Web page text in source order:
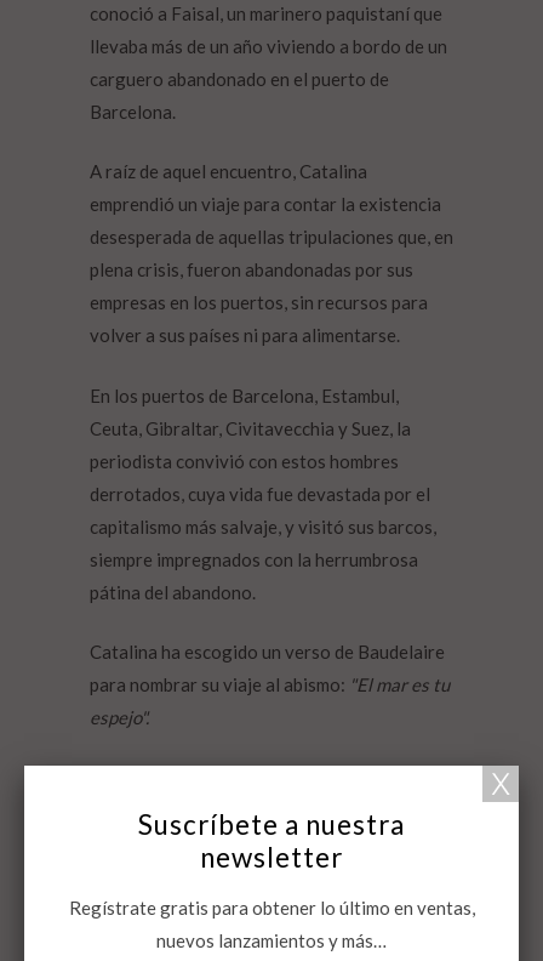
conoció a Faisal, un marinero paquistaní que
llevaba más de un año viviendo a bordo de un
carguero abandonado en el puerto de
Barcelona.
A raíz de aquel encuentro, Catalina
emprendió un viaje para contar la existencia
desesperada de aquellas tripulaciones que, en
plena crisis, fueron abandonadas por sus
empresas en los puertos, sin recursos para
volver a sus países ni para alimentarse.
En los puertos de Barcelona, Estambul,
Ceuta, Gibraltar, Civitavecchia y Suez, la
periodista convivió con estos hombres
derrotados, cuya vida fue devastada por el
capitalismo más salvaje, y visitó sus barcos,
siempre impregnados con la herrumbrosa
pátina del abandono.
Catalina ha escogido un verso de Baudelaire
para nombrar su viaje al abismo: "El mar es tu
espejo".
Cosas que deberías saber
ISBN: 978-84-16001-66-8
Suscríbete a nuestra
newsletter
Regístrate gratis para obtener lo último en ventas,
nuevos lanzamientos y más…